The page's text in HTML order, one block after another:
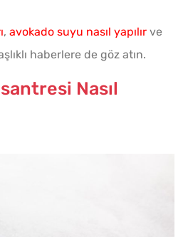
, avokado suyu nasıl yapılır ve
haberlere de göz atın.
Nasıl